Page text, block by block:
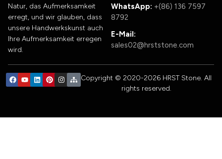
Natur, das Aufmerksamkeit
erregt, und wir glauben, dass
unsere Handwerkskunst auch
Ihre Aufmerksamkeit erregen
wird.
WhatsApp: +(86) 136 7597
8792
E-Mail:
sales02@hrststone.com
Copyright © 2020-2026 HRST Stone. All
rights reserved.